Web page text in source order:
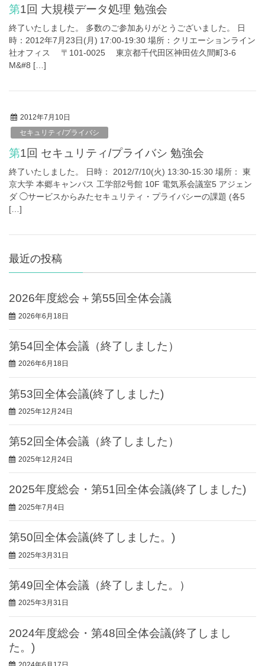
第1回 大規模データ処理 勉強会
終了いたしました。 多数のご参加ありがとうございました。 日
時：2012年7月23日(月) 17:00-19:30 場所：クリエーションライン
社オフィス 〒101-0025 東京都千代田区神田佐久間町3-6
M&#8 […]
2012年7月10日
セキュリティ/プライバシ
第1回 セキュリティ/プライバシ 勉強会
終了いたしました。 日時： 2012/7/10(火) 13:30-15:30 場所： 東
京大学 本郷キャンパス 工学部2号館 10F 電気系会議室5 アジェン
ダ ◯サービスからみたセキュリティ・プライバシーの課題 (各5
[…]
最近の投稿
2026年度総会＋第55回全体会議
2026年6月18日
第54回全体会議（終了しました）
2026年6月18日
第53回全体会議(終了しました)
2025年12月24日
第52回全体会議（終了しました）
2025年12月24日
2025年度総会・第51回全体会議(終了しました)
2025年7月4日
第50回全体会議(終了しました。)
2025年3月31日
第49回全体会議（終了しました。）
2025年3月31日
2024年度総会・第48回全体会議(終了しまし
た。)